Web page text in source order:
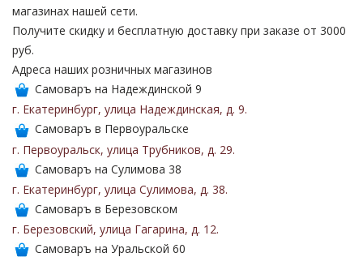
магазинах нашей сети.
Получите скидку и бесплатную доставку при заказе от 3000
руб.
Адреса наших розничных магазинов
Самоваръ на Надеждинской 9
г. Екатеринбург, улица Надеждинская, д. 9.
Самоваръ в Первоуральске
г. Первоуральск, улица Трубников, д. 29.
Самоваръ на Сулимова 38
г. Екатеринбург, улица Сулимова, д. 38.
Самоваръ в Березовском
г. Березовский, улица Гагарина, д. 12.
Самоваръ на Уральской 60